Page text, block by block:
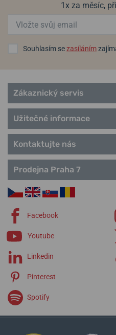
1x za měsíc,
Souhlasím sezasíláním
Zákaznický servis
Užitečné informace
Kontaktujte nás
Prodejna Praha 7
Facebook
Youtube
Linkedin
Pinterest
Spotify